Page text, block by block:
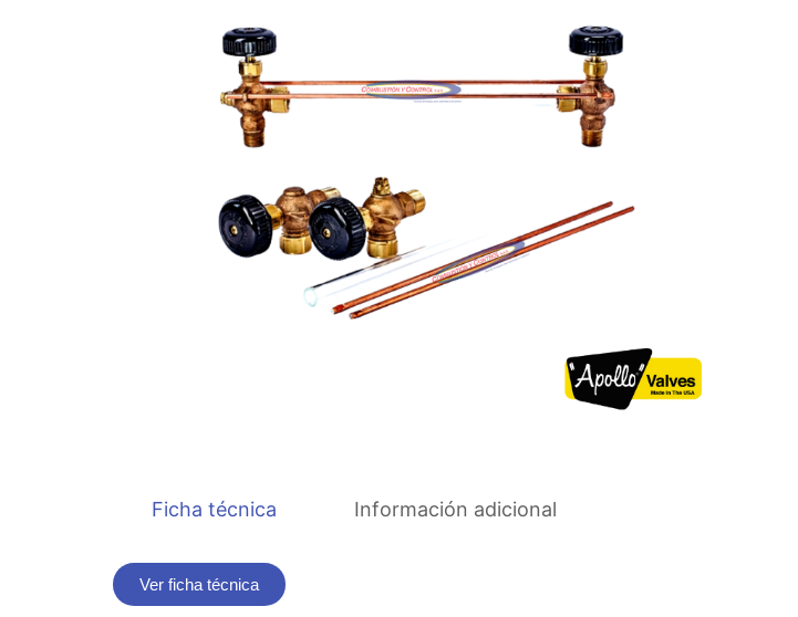
Ficha técnica Información adicional
Ver ficha técnica